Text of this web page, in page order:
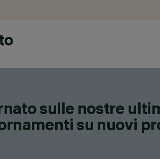
sulle nostre
su nuovi